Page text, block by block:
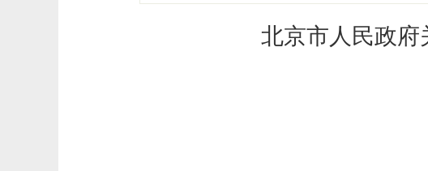
北京市人民政府